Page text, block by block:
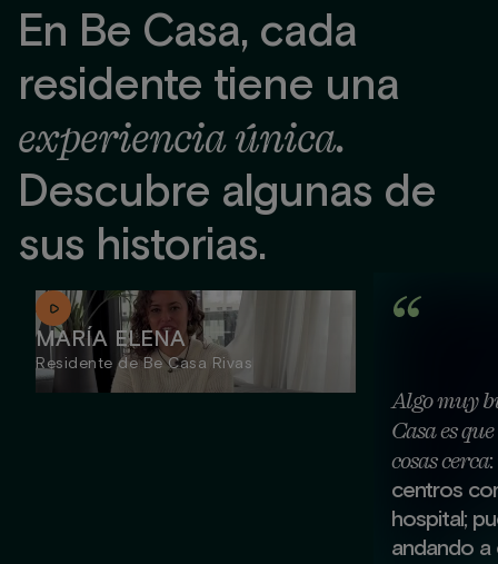
En Be Casa, cada
residente tiene una
experiencia única.
Descubre algunas de
sus historias.
MARÍA ELENA
Residente de Be Casa Rivas
Algo muy
Casa es
cosas cerca
centros
hospital;
andando a